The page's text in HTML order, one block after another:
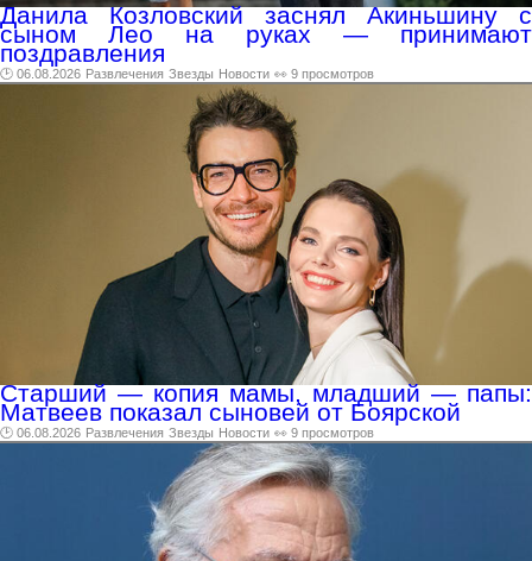
Данила Козловский заснял Акиньшину с
сыном Лео на руках — принимают
поздравления
🕑 06.08.2026 Развлечения Звезды Новости 👀 9 просмотров
Старший — копия мамы, младший — папы:
Матвеев показал сыновей от Боярской
🕑 06.08.2026 Развлечения Звезды Новости 👀 9 просмотров